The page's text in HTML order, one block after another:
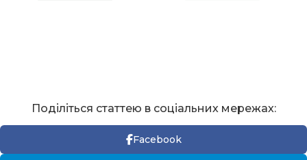
Поділіться статтею в соціальних мережах:
Facebook